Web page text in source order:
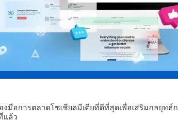
งมือการตลาดโซเชียลมีเดียที่ดีที่สุดเพื่อเสริมกลยุท
แล้ว